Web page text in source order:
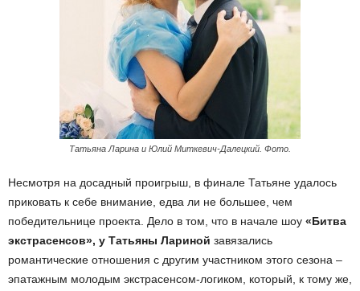
Татьяна Ларина и Юлий Миткевич-Далецкий. Фото.
Несмотря на досадный проигрыш, в финале Татьяне удалось
приковать к себе внимание, едва ли не большее, чем
победительнице проекта. Дело в том, что в начале шоу «Битва
экстрасенсов», у Татьяны Лариной завязались
романтические отношения с другим участником этого сезона –
эпатажным молодым экстрасенсом-логиком, который, к тому же,